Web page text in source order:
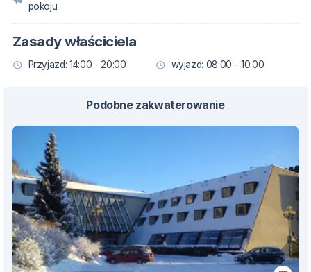
pokoju
Zasady właściciela
Przyjazd: 14:00 - 20:00 wyjazd: 08:00 - 10:00
Podobne zakwaterowanie